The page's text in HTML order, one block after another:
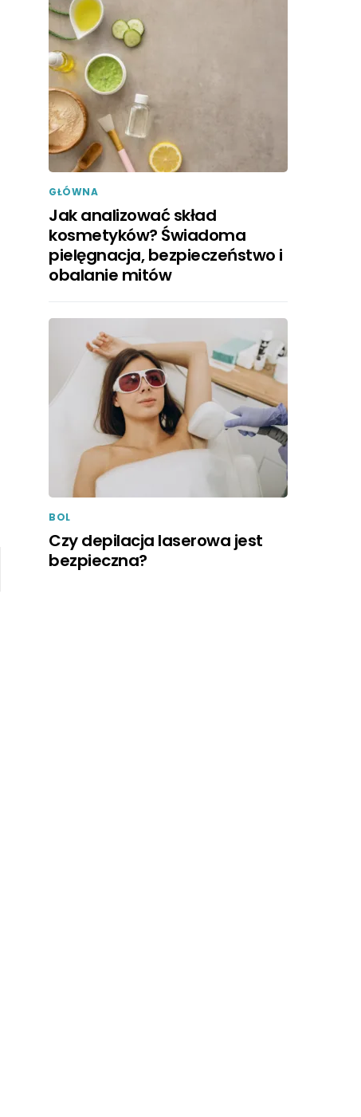
GŁÓWNA
Jak analizować skład
kosmetyków? Świadoma
pielęgnacja, bezpieczeństwo i
obalanie mitów
BOL
Czy depilacja laserowa jest
bezpieczna?